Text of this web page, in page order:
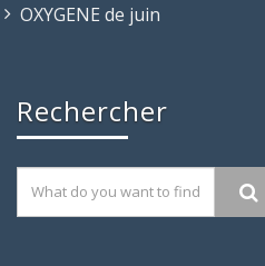
OXYGENE de juin
Rechercher